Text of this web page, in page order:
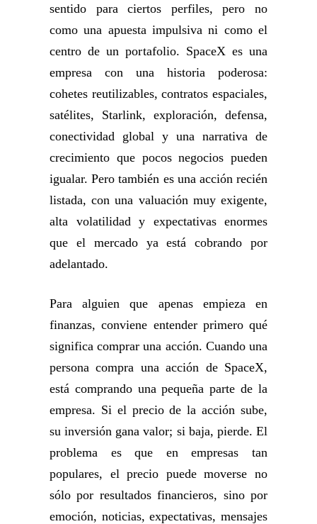
sentido para ciertos perfiles, pero no
como una apuesta impulsiva ni como el
centro de un portafolio. SpaceX es una
empresa con una historia poderosa:
cohetes reutilizables, contratos espaciales,
satélites, Starlink, exploración, defensa,
conectividad global y una narrativa de
crecimiento que pocos negocios pueden
igualar. Pero también es una acción recién
listada, con una valuación muy exigente,
alta volatilidad y expectativas enormes
que el mercado ya está cobrando por
adelantado.
Para alguien que apenas empieza en
finanzas, conviene entender primero qué
significa comprar una acción. Cuando una
persona compra una acción de SpaceX,
está comprando una pequeña parte de la
empresa. Si el precio de la acción sube,
su inversión gana valor; si baja, pierde. El
problema es que en empresas tan
populares, el precio puede moverse no
sólo por resultados financieros, sino por
emoción, noticias, expectativas, mensajes